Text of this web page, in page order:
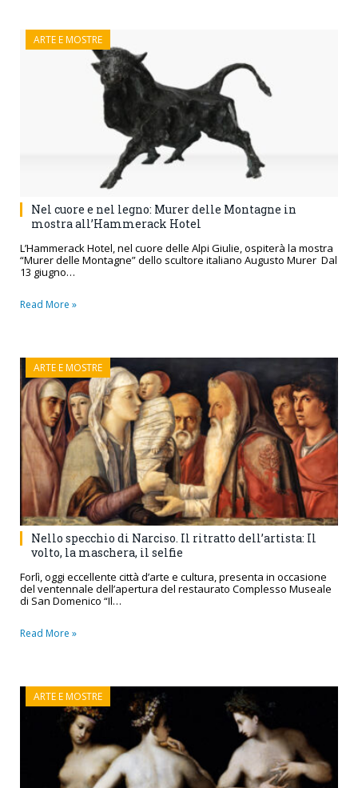
ARTE E MOSTRE
Nel cuore e nel legno: Murer delle Montagne in
mostra all’Hammerack Hotel
L’Hammerack Hotel, nel cuore delle Alpi Giulie, ospiterà la mostra
“Murer delle Montagne” dello scultore italiano Augusto Murer Dal
13 giugno…
Read More »
ARTE E MOSTRE
Nello specchio di Narciso. Il ritratto dell’artista: Il
volto, la maschera, il selfie
Forlì, oggi eccellente città d’arte e cultura, presenta in occasione
del ventennale dell’apertura del restaurato Complesso Museale
di San Domenico “Il…
Read More »
ARTE E MOSTRE